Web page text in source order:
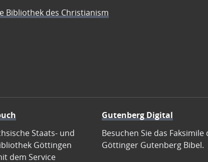
Bibliothek des Christianism
Staats- und
Göttingen
dem Service
Gutenberg Digital
Besuchen Sie das Faksimile
Göttinger Gutenberg Bibel.